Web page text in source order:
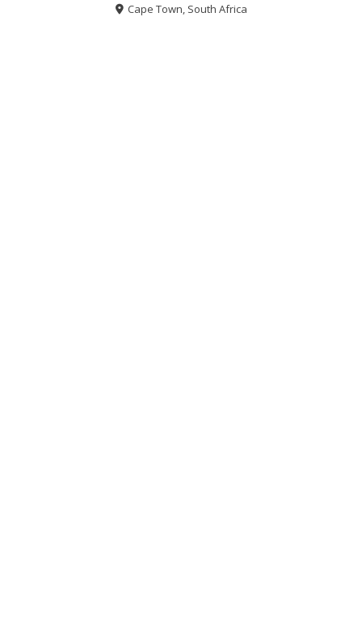
Cape Town, South Africa